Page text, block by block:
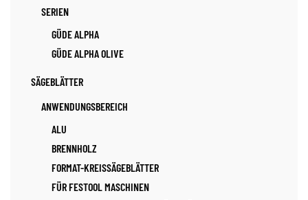
SERIEN
GÜDE ALPHA
GÜDE ALPHA OLIVE
SÄGEBLÄTTER
ANWENDUNGSBEREICH
ALU
BRENNHOLZ
FORMAT-KREISSÄGEBLÄTTER
FÜR FESTOOL MASCHINEN